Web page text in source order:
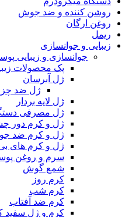
روشن کننده و ضد جوش
روغن ارگان
ریمل
زیبایی و جوانسازی
جوانسازی و زیبایی
پک محصولات
ژل آبرسان
ژل ضد
ژل لایه بردار
ژل مصرفی
ژل و کرم دور
ژل و کرم ضد
ژل و کرم های
سرم و روغن
شمع گوش
کرم روز
کرم شب
کرم ضد آفتاب
کرم و ژل سفید